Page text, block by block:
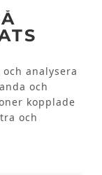
analysera
och
kopplade
och